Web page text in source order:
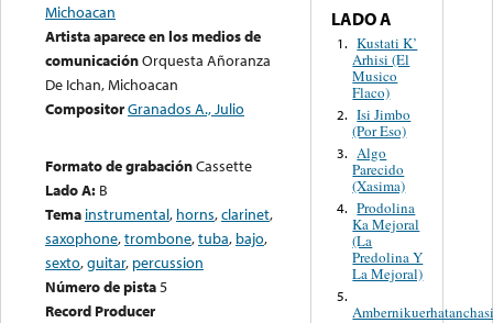
Michoacan
Artista aparece en los medios de
comunicaciónOrquesta Añoranza
De Ichan, Michoacan
CompositorGranados A., Julio
Formato de grabaciónCassette
Lado A: B
Tema instrumental, horns,clarinet,
saxophone,trombone,tuba, bajo,
sexto,guitar, percussion
Número de pista5
Record Producer
LADO A
1. Kustati K’
Arhisi (El
Musico
Flaco)
2. Isi Jimbo
(Por Eso)
3. Algo
Parecido
(Xasima)
4. Prodolina
Ka Mejoral
(La
Predolina Y
La Mejoral)
5.